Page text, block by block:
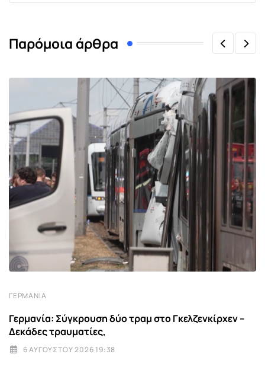
Παρόμοια άρθρα
ΓΕΡΜΑΝΊΑ
Γερμανία: Σύγκρουση δύο τραμ στο Γκελζενκίρχεν –
Δεκάδες τραυματίες,
6 ΑΥΓΟΎΣΤΟΥ 2026 19:38